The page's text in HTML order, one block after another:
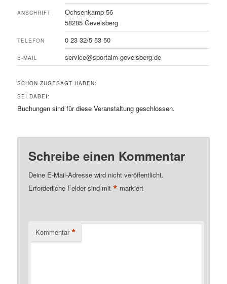
ANSCHRIFT
Ochsenkamp 56
58285 Gevelsberg
TELEFON 0 23 32/5 53 50
E-MAIL service@sportalm-gevelsberg.de
SCHON ZUGESAGT HABEN:
SEI DABEI:
Buchungen sind für diese Veranstaltung geschlossen.
Schreibe einen Kommentar
Deine E-Mail-Adresse wird nicht veröffentlicht.
Erforderliche Felder sind mit* markiert
Kommentar *